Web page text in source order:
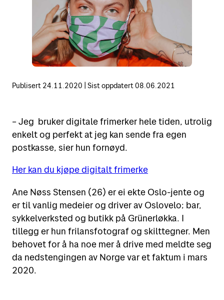
Sende til utlandet
Fortolling
Retur
Priser for 2026
Motta pakker og brev
Spore sendinger
Alt om postkasser
Verktøy
Finn Posten på kartet
Flytte eller reise bort?
Adressesøk
Digipost
Posten Signering
Se alle verktøy
Publisert 24.11.2020 Sist oppdatert08.06.2021
– Jeg bruker digitale frimerker hele tiden, utrolig
enkelt og perfekt at jeg kan sende fra egen
postkasse, sier hun fornøyd.
Her kan du kjøpe digitalt frimerke
Ane Nøss Stensen (26) er ei ekte Oslo-jente og
er til vanlig medeier og driver av Oslovelo; bar,
sykkelverksted og butikk på Grünerløkka. I
tillegg er hun frilansfotograf og skilttegner. Men
behovet for å ha noe mer å drive med meldte seg
da nedstengingen av Norge var et faktum i mars
2020.